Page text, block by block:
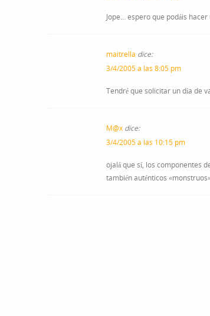
Jope… espero que podáis
maitrella dice:
3/4/2005 a las 8:05 pm
Tendré que solicitar un día de
M@x dice:
3/4/2005 a las 10:15 pm
ojalá que sí, los componentes
también auténticos